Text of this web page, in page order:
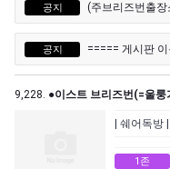
공지 (주브리즈번출장소)
공지 ===== 게시판
9,228. ●이스트 브리즈번(=울
| 쉐어독방
1존